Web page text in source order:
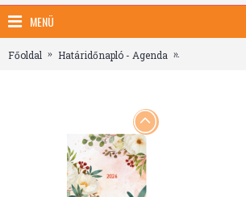
MENÜ
Főoldal Határidőnapló - Agenda